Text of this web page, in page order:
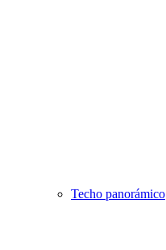
Techo panorámico